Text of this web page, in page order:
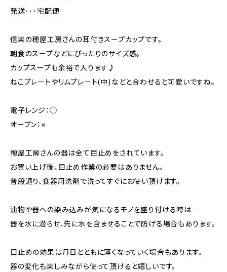
発送･･･宅配便
信楽の穂屋工房さんの耳付きスープカップです。
朝食のスープなどにぴったりのサイズ感。
カップスープも余裕で入ります♪
ねこプレートやリムプレート(中)などと合わせると可愛いですね。
電子レンジ：◯
オーブン：×
穂屋工房さんの器は全て目止めをされています。
お買い上げ後、目止め作業の必要はありません。
普段通り、食器用洗剤で洗ってすぐにお使い頂けます。
油物や器への染み込みが気になるモノを盛り付ける時は
器を水に潜らせ、先に水を含ませることで防げる場合もあります。
目止めの効果は月日とともに薄くなっていく場合もあります。
器の変化も楽しみながら使って頂けると嬉しいです。